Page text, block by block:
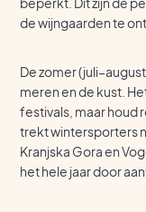
de wijngaarden te
De zomer
meren en de kust.
festivals, maar houd
trekt wintersporters
Kranjska Gora en
het hele jaar door